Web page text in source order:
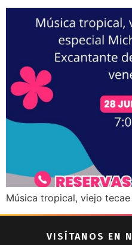
Música tropical, viejo
VISÍTANOS EN